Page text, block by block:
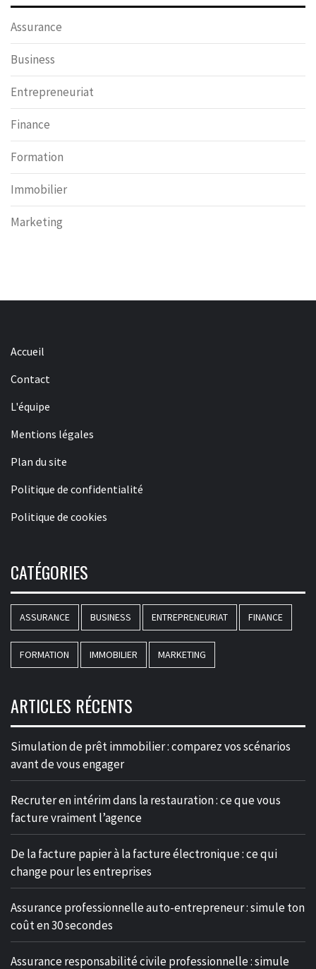
Assurance
Business
Entrepreneuriat
Finance
Formation
Immobilier
Marketing
Accueil
Contact
L'équipe
Mentions légales
Plan du site
Politique de confidentialité
Politique de cookies
CATÉGORIES
ASSURANCE BUSINESS ENTREPRENEURIAT FINANCE
FORMATION IMMOBILIER MARKETING
ARTICLES RÉCENTS
Simulation de prêt immobilier : comparez vos scénarios
avant de vous engager
Recruter en intérim dans la restauration : ce que vous
facture vraiment l’agence
De la facture papier à la facture électronique : ce qui
change pour les entreprises
Assurance professionnelle auto-entrepreneur : simule ton
coût en 30 secondes
Assurance responsabilité civile professionnelle : simule